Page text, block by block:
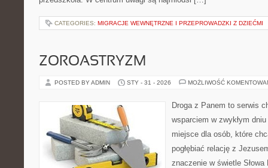
CATEGORIES: MIGRACJE WEWNĘTRZNE I PRZEPROWADZKI Z DZIEĆMI
ZOROASTRYZM
POSTED BY ADMIN STY - 31 - 2026 MOŻLIWOŚĆ
Droga z Panem to serwis
wsparciem w zwykłym
miejsce dla osób, które
pogłębiać relację z
znaczenie w świetle Słowa